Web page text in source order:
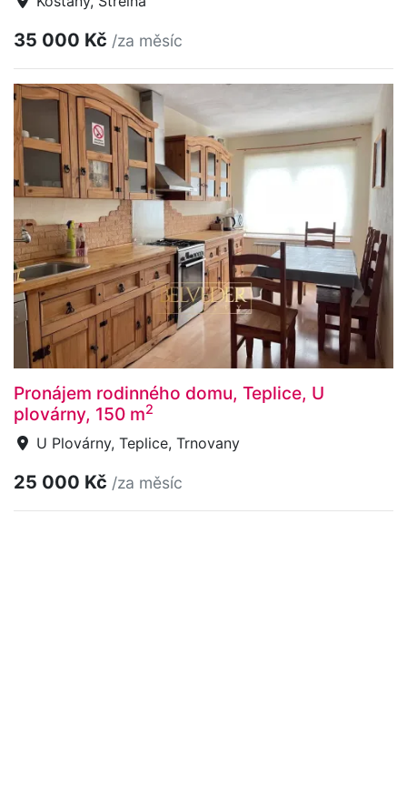
35 000 Kč /za měsíc
Pronájem rodinného domu, Teplice, U
plovárny, 150 m2
U Plovárny, Teplice, Trnovany
25 000 Kč /za měsíc